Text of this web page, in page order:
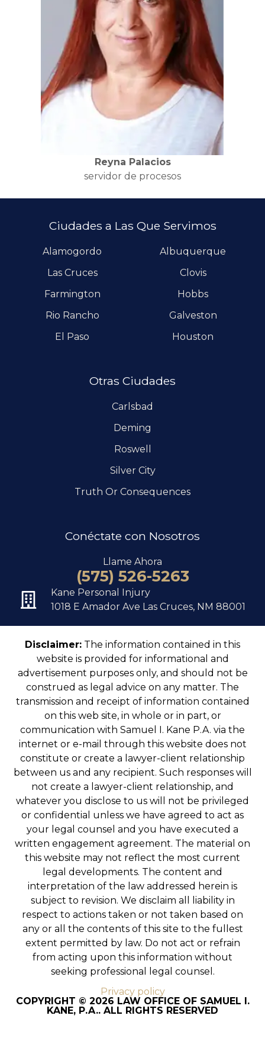
Reyna Palacios
servidor de procesos
Ciudades a Las Que Servimos
Alamogordo
Albuquerque
Las Cruces
Clovis
Farmington
Hobbs
Rio Rancho
Galveston
El Paso
Houston
Otras Ciudades
Carlsbad
Deming
Roswell
Silver City
Truth Or Consequences
Conéctate con Nosotros
Llame Ahora
(575) 526-5263
Kane Personal Injury
1018 E Amador Ave Las Cruces, NM 88001
Disclaimer: The information contained in this
website is provided for informational and
advertisement purposes only, and should not be
construed as legal advice on any matter. The
transmission and receipt of information contained
on this web site, in whole or in part, or
communication with Samuel I. Kane P.A. via the
internet or e-mail through this website does not
constitute or create a lawyer-client relationship
between us and any recipient. Such responses will
not create a lawyer-client relationship, and
whatever you disclose to us will not be privileged
or confidential unless we have agreed to act as
your legal counsel and you have executed a
written engagement agreement. The material on
this website may not reflect the most current
legal developments. The content and
interpretation of the law addressed herein is
subject to revision. We disclaim all liability in
respect to actions taken or not taken based on
any or all the contents of this site to the fullest
extent permitted by law. Do not act or refrain
from acting upon this information without
seeking professional legal counsel.
Privacy policy
COPYRIGHT © 2026 LAW OFFICE OF SAMUEL I.
KANE, P.A.. ALL RIGHTS RESERVED